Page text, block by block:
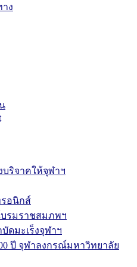
ง
บริจาคให้จุฬาฯ
รอนิกส์
รมราชสมภพฯ
ดมะเร็งจุฬาฯ
ปี จุฬาลงกรณ์มหาวิทยาลัย